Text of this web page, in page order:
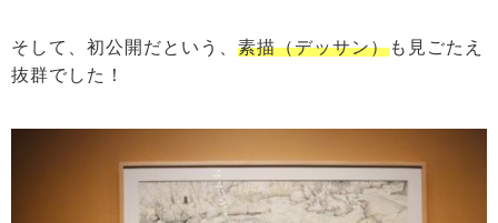
そして、初公開だという、 素描（デッサン）も見ごたえ
抜群でした！